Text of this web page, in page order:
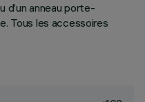
d’un anneau porte-
Tous les accessoires